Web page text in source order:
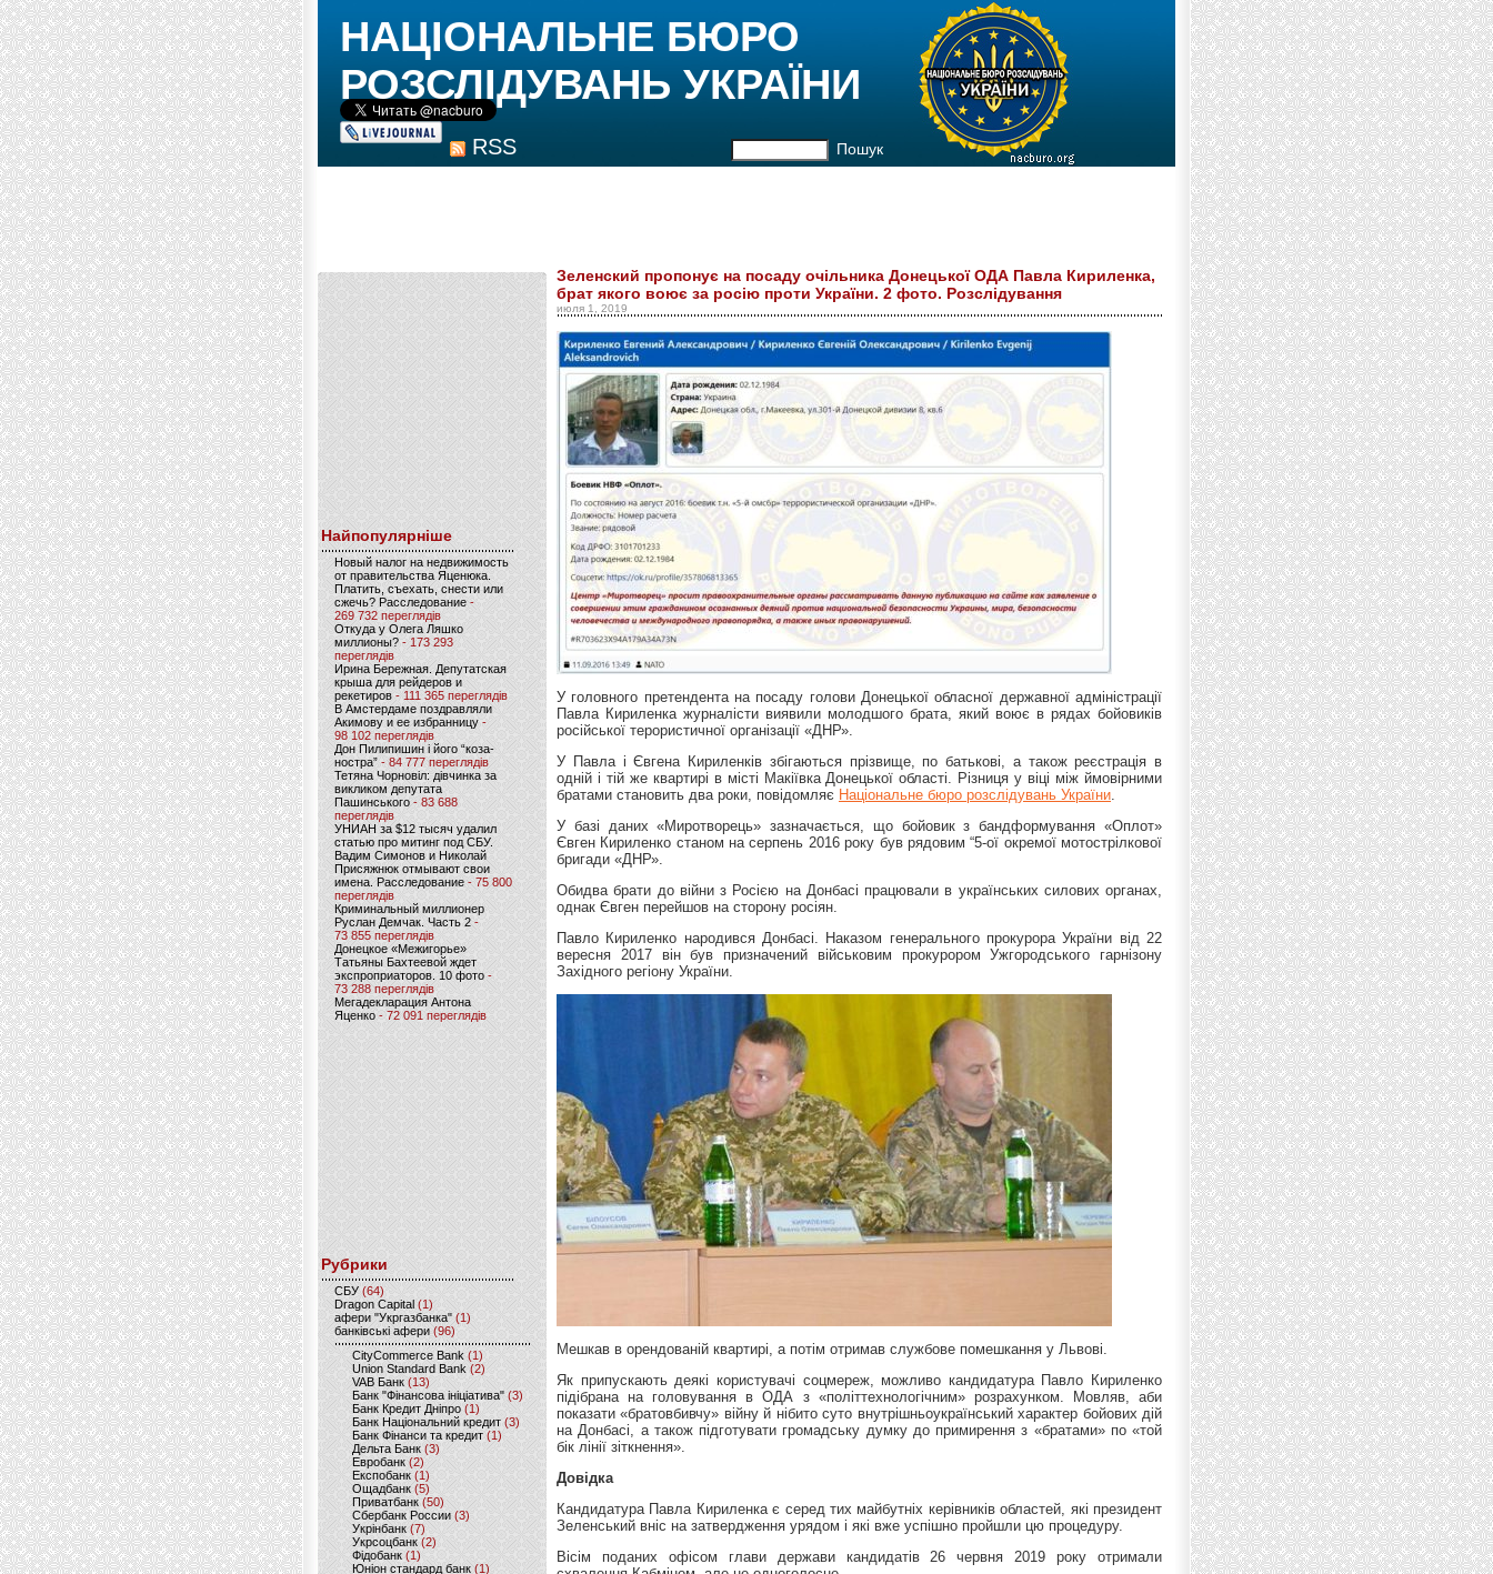
RSS Пошук
НАЦІОНАЛЬНЕ БЮРО
РОЗСЛІДУВАНЬ УКРАЇНИ
Найпопулярніше
Новый налог на недвижимость
от правительства Яценюка.
Платить, съехать, снести или
сжечь? Расследование-
269 732 переглядів
Откуда у Олега Ляшко
миллионы? - 173 293
переглядів
Ирина Бережная. Депутатская
крыша для рейдеров и
рекетиров - 111 365 переглядів
В Амстердаме поздравляли
Акимову и ее избранницу -
98 102 переглядів
Дон Пилипишин і його “коза-
ностра” - 84 777 переглядів
Тетяна Чорновіл: дівчинка за
викликом депутата
Пашинського- 83 688
переглядів
УНИАН за $12 тысяч удалил
статью про митинг под СБУ.
Вадим Симонов и Николай
Присяжнюк отмывают свои
имена. Расследование - 75 800
переглядів
Криминальный миллионер
Руслан Демчак. Часть 2-
73 855 переглядів
Донецкое «Межигорье»
Татьяны Бахтеевой ждет
экспроприаторов. 10 фото -
73 288 переглядів
Мегадекларация Антона
Яценко - 72 091 переглядів
Рубрики
CБУ (64)
Dragon Capital (1)
афери "Укргазбанка" (1)
банківські афери (96)
CityCommerce Bank (1)
Union Standard Bank (2)
VAB Банк (13)
Банк "Фінансова ініціатива" (3)
Банк Кредит Дніпро (1)
Банк Національний кредит (3)
Банк Фінанси та кредит (1)
Дельта Банк (3)
Евробанк(2)
Експобанк (1)
Ощадбанк(5)
Приватбанк (50)
Сбербанк России (3)
Укрінбанк(7)
Укрсоцбанк (2)
Фідобанк (1)
Юніон стандард банк(1)
Зеленский пропонує на посаду очільника Донецької ОДА Павла Кириленка,
брат якого воює за росію проти України. 2 фото. Розслідування
июля 1, 2019
У головного претендента на посаду голови Донецької обласної державної адміністрації
Павла Кириленка журналісти виявили молодшого брата, який воює в рядах бойовиків
російської терористичної організації «ДНР».
У Павла і Євгена Кириленків збігаються прізвище, по батькові, а також реєстрація в
одній і тій же квартирі в місті Макіївка Донецької області. Різниця у віці між ймовірними
братами становить два роки, повідомляє Національне бюро розслідувань України.
У базі даних «Миротворець» зазначається, що бойовик з бандформування «Оплот»
Євген Кириленко станом на серпень 2016 року був рядовим “5-ої окремої мотострілкової
бригади «ДНР».
Обидва брати до війни з Росією на Донбасі працювали в українських силових органах,
однак Євген перейшов на сторону росіян.
Павло Кириленко народився Донбасі. Наказом генерального прокурора України від 22
вересня 2017 він був призначений військовим прокурором Ужгородського гарнізону
Західного регіону України.
Мешкав в орендованій квартирі, а потім отримав службове помешкання у Львові.
Як припускають деякі користувачі соцмереж, можливо кандидатура Павло Кириленко
підібрана на головування в ОДА з «політтехнологічним» розрахунком. Мовляв, аби
показати «братовбивчу» війну й нібито суто внутрішньоукраїнський характер бойових дій
на Донбасі, а також підготувати громадську думку до примирення з «братами» по «той
бік лінії зіткнення».
Довідка
Кандидатура Павла Кириленка є серед тих майбутніх керівників областей, які президент
Зеленський вніс на затвердження урядом і які вже успішно пройшли цю процедуру.
Вісім поданих офісом глави держави кандидатів 26 червня 2019 року отримали